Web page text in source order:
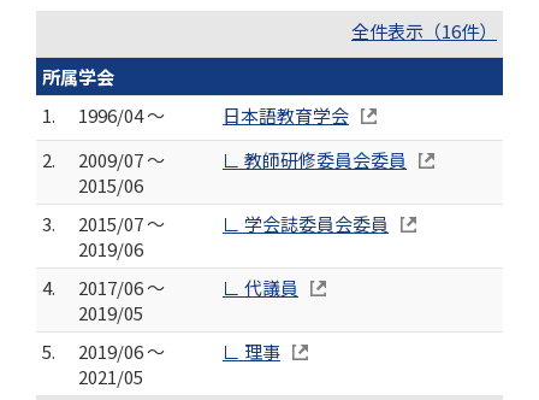
全件表示（16件）
所属学会
1.
1996/04 ～
日本語教育学会
2.
2009/07 ～
2015/06
∟ 教師研修委員会委員
3.
2015/07 ～
2019/06
∟ 学会誌委員会委員
4.
2017/06 ～
2019/05
∟ 代議員
5.
2019/06 ～
2021/05
∟ 理事